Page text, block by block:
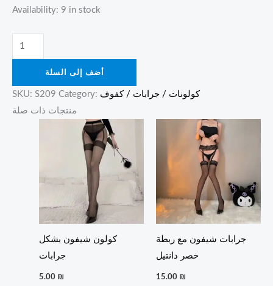
Availability: 9 in stock
أضف إلى السلة
SKU: S209 Category: كولونات / جرابات / كفوف
منتجات ذات صلة
كولون شيفون بشكل
جرابات
5.00 ₪
جرابات شيفون مع ربطة
خصر دانتيل
15.00 ₪